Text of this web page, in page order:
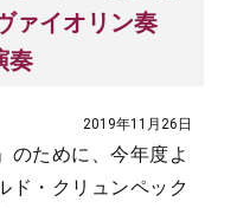
ァイオリン奏
奏
2019年11月26日
のために、今年度よ
ド・クリュンペック